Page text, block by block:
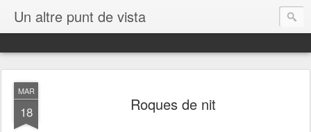
Un altre punt de vista
MAR
18 Roques de nit